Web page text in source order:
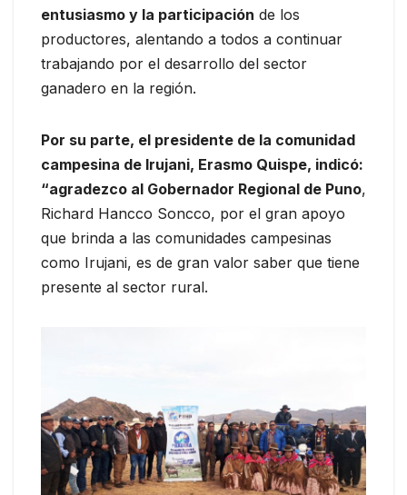
entusiasmo y la participación de los
productores, alentando a todos a continuar
trabajando por el desarrollo del sector
ganadero en la región.
Por su parte, el presidente de la comunidad
campesina de Irujani, Erasmo Quispe, indicó:
“agradezco al Gobernador Regional de Puno,
Richard Hancco Soncco, por el gran apoyo
que brinda a las comunidades campesinas
como Irujani, es de gran valor saber que tiene
presente al sector rural.